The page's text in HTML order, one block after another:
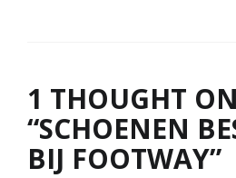
1 THOUGHT ON
“SCHOENEN
BIJ FOOTWAY”